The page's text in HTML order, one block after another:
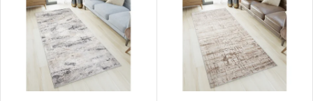
Abecedně